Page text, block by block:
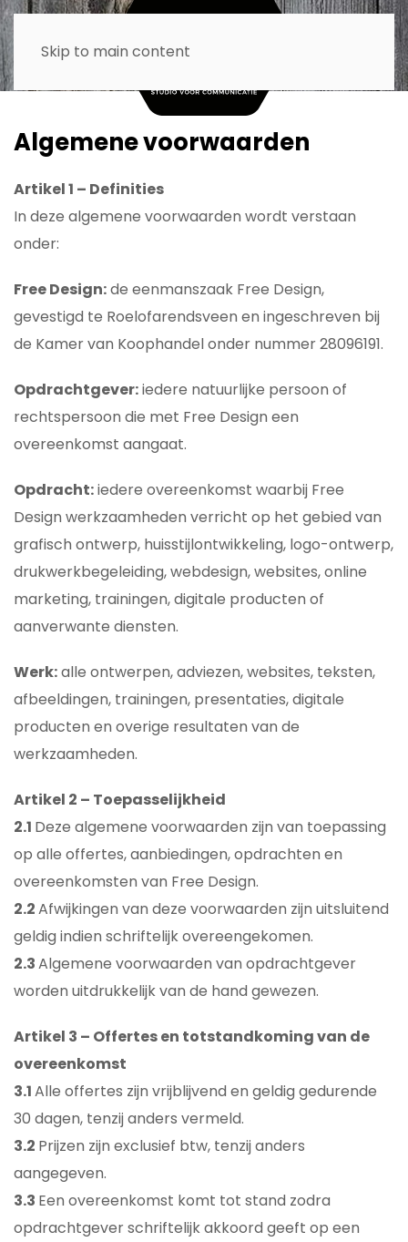
Skip to main content
Algemene voorwaarden
Artikel 1 – Definities
In deze algemene voorwaarden wordt verstaan
onder:
Free Design:de eenmanszaak Free Design,
gevestigd te Roelofarendsveen en ingeschreven bij
de Kamer van Koophandel onder nummer 28096191.
Opdrachtgever:iedere natuurlijke persoon of
rechtspersoon die met Free Design een
overeenkomst aangaat.
Opdracht:iedere overeenkomst waarbij Free
Design werkzaamheden verricht op het gebied van
grafisch ontwerp, huisstijlontwikkeling, logo-ontwerp,
drukwerkbegeleiding, webdesign, websites, online
marketing, trainingen, digitale producten of
aanverwante diensten.
Werk:alle ontwerpen, adviezen, websites, teksten,
afbeeldingen, trainingen, presentaties, digitale
producten en overige resultaten van de
werkzaamheden.
Artikel 2 – Toepasselijkheid
2.1 Deze algemene voorwaarden zijn van toepassing
op alle offertes, aanbiedingen, opdrachten en
overeenkomsten van Free Design.
2.2Afwijkingen van deze voorwaarden zijn uitsluitend
geldig indien schriftelijk overeengekomen.
2.3Algemene voorwaarden van opdrachtgever
worden uitdrukkelijk van de hand gewezen.
Artikel 3 – Offertes en totstandkoming van de
overeenkomst
3.1Alle offertes zijn vrijblijvend en geldig gedurende
30 dagen, tenzij anders vermeld.
3.2 Prijzen zijn exclusief btw, tenzij anders
aangegeven.
3.3 Een overeenkomst komt tot stand zodra
opdrachtgever schriftelijk akkoord geeft op een